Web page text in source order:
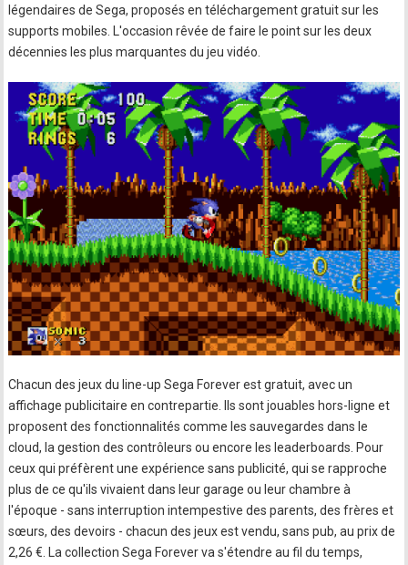
légendaires de Sega, proposés en téléchargement gratuit sur les
supports mobiles. L'occasion rêvée de faire le point sur les deux
décennies les plus marquantes du jeu vidéo.
Chacun des jeux du line-up Sega Forever est gratuit, avec un
affichage publicitaire en contrepartie. Ils sont jouables hors-ligne et
proposent des fonctionnalités comme les sauvegardes dans le
cloud, la gestion des contrôleurs ou encore les leaderboards. Pour
ceux qui préfèrent une expérience sans publicité, qui se rapproche
plus de ce qu'ils vivaient dans leur garage ou leur chambre à
l'époque - sans interruption intempestive des parents, des frères et
sœurs, des devoirs - chacun des jeux est vendu, sans pub, au prix de
2,26 €. La collection Sega Forever va s'étendre au fil du temps,